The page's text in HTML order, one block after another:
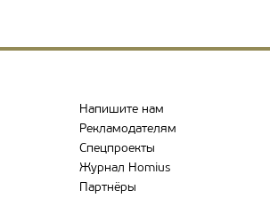
Напишите нам
Рекламодателям
Спецпроекты
Журнал Homius
Партнёры